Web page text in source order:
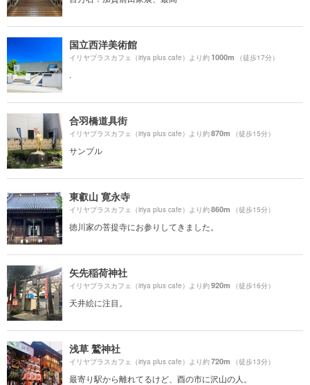
国立西洋美術館
イリヤプラスカフェ（iriya plus cafe）より約1000m （徒歩17分）
.
合羽橋道具街
イリヤプラスカフェ（iriya plus cafe）より約870m （徒歩15分）
サンプル
東叡山 寛永寺
イリヤプラスカフェ（iriya plus cafe）より約860m （徒歩15分）
徳川家の菩提寺にお参りしてきました。
矢先稲荷神社
イリヤプラスカフェ（iriya plus cafe）より約920m （徒歩16分）
天井絵に注目。
浅草 鷲神社
イリヤプラスカフェ（iriya plus cafe）より約720m （徒歩13分）
最寄り駅から離れてるけど、酉の市に沢山の人。